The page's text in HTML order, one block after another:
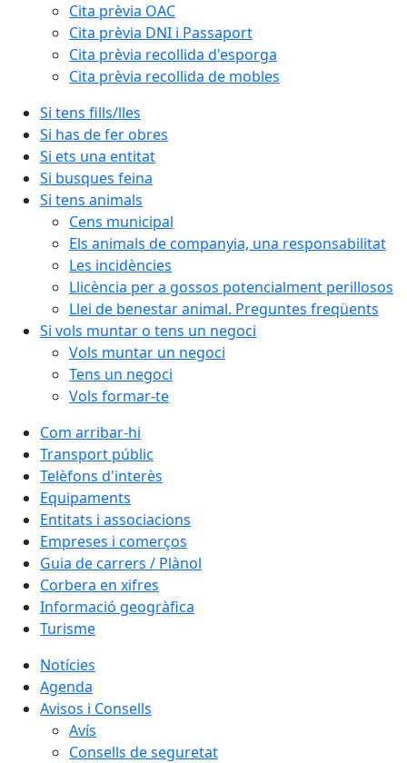
Cita prèvia OAC
Cita prèvia DNI i Passaport
Cita prèvia recollida d'esporga
Cita prèvia recollida de mobles
Si tens fills/lles
Si has de fer obres
Si ets una entitat
Si busques feina
Si tens animals
Cens municipal
Els animals de companyia, una responsabilitat
Les incidències
Llicència per a gossos potencialment perillosos
Llei de benestar animal. Preguntes freqüents
Si vols muntar o tens un negoci
Vols muntar un negoci
Tens un negoci
Vols formar-te
Com arribar-hi
Transport públic
Telèfons d'interès
Equipaments
Entitats i associacions
Empreses i comerços
Guia de carrers / Plànol
Corbera en xifres
Informació geogràfica
Turisme
Notícies
Agenda
Avisos i Consells
Avís
Consells de seguretat